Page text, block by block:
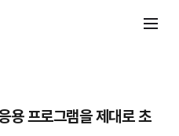
용 프로그램을 제대로 초